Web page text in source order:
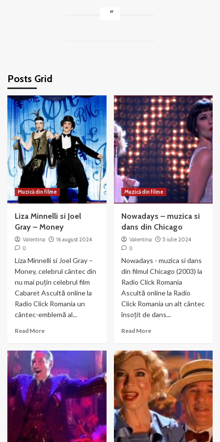
Posts Grid
Muzică din filme
Liza Minnelli si Joel
Gray – Money
Valentina
16 august 2024
0
Liza Minnelli si Joel Gray –
Money, celebrul cântec din
nu mai puțin celebrul film
Cabaret Ascultă online la
Radio Click Romania un
cântec-emblemă al...
Read MoreRead
Liza
Minnelli
si
Joel
Gray
–
Muzică din filme
Nowadays – muzica si
dans din Chicago
Valentina
5 iulie 2024
0
Nowadays - muzica si dans
din filmul Chicago (2003) la
Radio Click Romania
Ascultă online la Radio
Click Romania un alt cântec
însoțit de dans...
Read MoreRead
Nowadays
–
muzica
si
dans
din
Chicago